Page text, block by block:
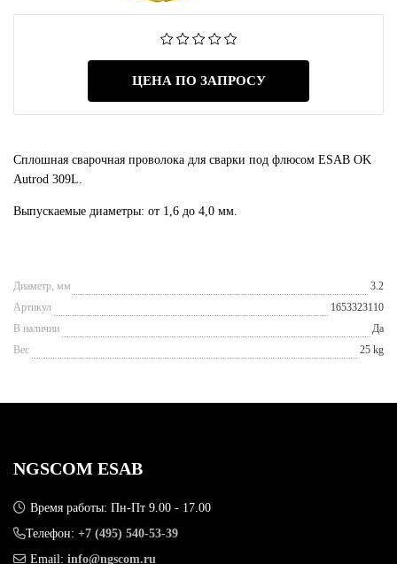
ЦЕНА ПО ЗАПРОСУ
Сплошная сварочная проволока для сварки под флюсом ESAB OK
Autrod 309L.
Выпускаемые диаметры: от 1,6 до 4,0 мм.
Диаметр, мм
3.2
Артикул
1653323110
В наличии
Да
Вес
25 kg
NGSCOM ESAB
Время работы: Пн-Пт 9.00 - 17.00
Телефон: +7 (495) 540-53-39
Email: info@ngscom.ru